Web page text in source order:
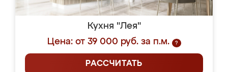
Кухня "Лея"
Цена: от 39 000 руб. за п.м.
?
РАССЧИТАТЬ